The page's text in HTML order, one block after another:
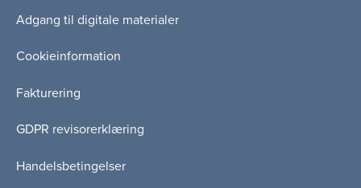
Adgang til digitale materialer
Cookieinformation
Fakturering
GDPR revisorerklæring
Handelsbetingelser